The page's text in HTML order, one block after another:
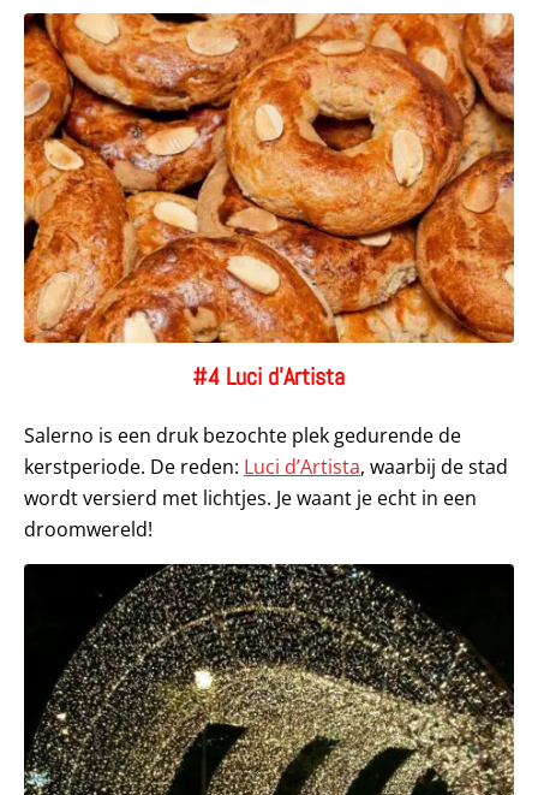
#4 Luci d’Artista
Salerno is een druk bezochte plek gedurende de
kerstperiode. De reden: Luci d’Artista, waarbij de stad
wordt versierd met lichtjes. Je waant je echt in een
droomwereld!